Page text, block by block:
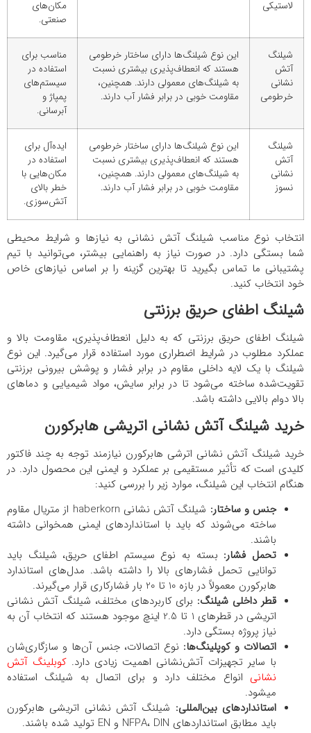
لاستیکی
مکان‌های
صنعتی.
شیلنگ
آتش
نشانی
خرطومی
این نوع شیلنگ‌ها دارای ساختار خرطومی
هستند که انعطاف‌پذیری بیشتری نسبت
به شیلنگ‌های معمولی دارند. همچنین،
مقاومت خوبی در برابر فشار آب دارند.
مناسب برای
استفاده در
سیستم‌های
پمپاژ و
آبرسانی.
شیلنگ
آتش
نشانی
نسوز
این نوع شیلنگ‌ها دارای ساختار خرطومی
هستند که انعطاف‌پذیری بیشتری نسبت
به شیلنگ‌های معمولی دارند. همچنین،
مقاومت خوبی در برابر فشار آب دارند.
ایده‌آل برای
استفاده در
مکان‌هایی با
خطر بالای
آتش‌سوزی.
انتخاب نوع مناسب شیلنگ آتش نشانی به نیازها و شرایط محیطی
شما بستگی دارد. در صورت نیاز به راهنمایی بیشتر، می‌توانید با تیم
پشتیبانی ما تماس بگیرید تا بهترین گزینه را بر اساس نیازهای خاص
خود انتخاب کنید.
شیلنگ اطفای حریق برزنتی
شیلنگ اطفای حریق برزنتی که به دلیل انعطاف‌پذیری، مقاومت بالا و
عملکرد مطلوب در شرایط اضطراری مورد استفاده قرار می‌گیرد. این نوع
شیلنگ با یک لایه داخلی مقاوم در برابر فشار و پوشش بیرونی برزنتی
تقویت‌شده ساخته می‌شود تا در برابر سایش، مواد شیمیایی و دماهای
بالا دوام بالایی داشته باشد.
خرید شیلنگ آتش نشانی اتریشی هابرکورن
خرید شیلنگ آتش نشانی اترشی هابرکورن نیازمند توجه به چند فاکتور
کلیدی است که تأثیر مستقیمی بر عملکرد و ایمنی این محصول دارد. در
هنگام انتخاب این شیلنگ، موارد زیر را بررسی کنید:
جنس و ساختار:
شیلنگ آتش نشانی haberkorn از متریال مقاوم
ساخته می‌شوند که باید با استانداردهای ایمنی همخوانی داشته
باشند.
تحمل فشار:بسته به نوع سیستم اطفای حریق، شیلنگ باید
توانایی تحمل فشارهای بالا را داشته باشد. مدل‌های استاندارد
هابرکورن معمولاً در بازه 10 تا 20 بار فشارکاری قرار می‌گیرند.
قطر داخلی شیلنگ:برای کاربردهای مختلف، شیلنگ‌ آتش نشانی
اتریشی در قطرهای 1 تا 2.5 اینچ موجود هستند که انتخاب آن به
نیاز پروژه بستگی دارد.
اتصالات و کوپلینگ‌ها:نوع اتصالات، جنس آن‌ها و سازگاری‌شان
با سایر تجهیزات آتش‌نشانی اهمیت زیادی دارد.کوبلینگ آتش
نشانیانواع مختلف دارد و برای اتصال به شیلنگ استفاده
میشود.
استانداردهای بین‌المللی:شیلنگ‌ آتش نشانی اتریشی هابرکورن
باید مطابق استانداردهای NFPA، DIN و EN تولید شده باشند.